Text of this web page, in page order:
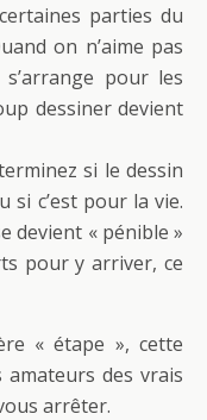
parties du
on n’aime pas
pour les
dessiner devient
si le dessin
si c’est pour la vie.
devient « pénible »
pour y arriver, ce
« étape », cette
des vrais
arrêter.